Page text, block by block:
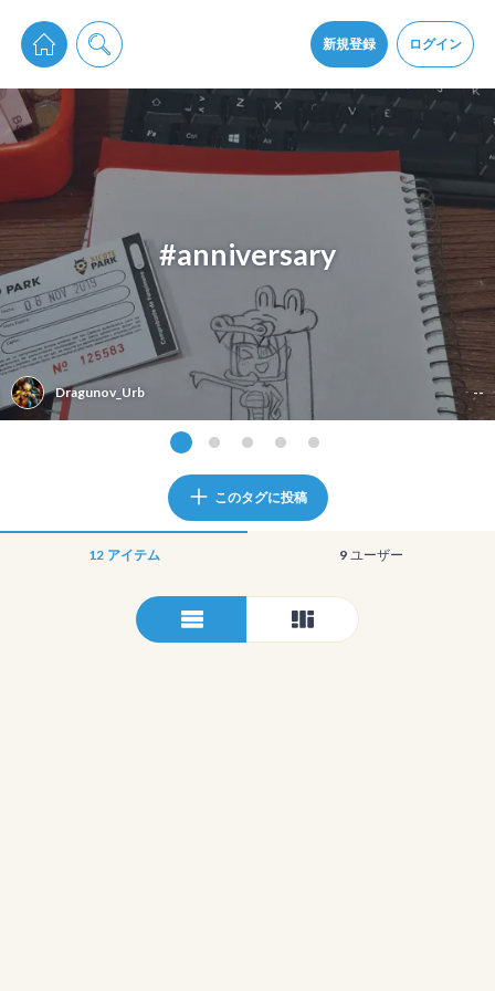
新規登録 ログイン
pixiv Sketchは2024年5月28日付で プライパシーポリシーを改定しました。
通知を受け取るにはここをクリックします
pixiv Sketchアプリでさらに快適に！
アプリをインストール
#anniversary
Dragunov_Urb --
このタグに投稿
12 アイテム 9 ユーザー